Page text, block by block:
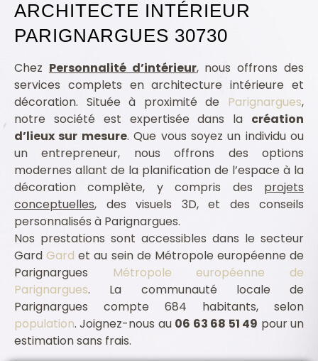
ARCHITECTE INTÉRIEUR
PARIGNARGUES 30730
Chez Personnalité d’intérieur, nous offrons des
services complets en architecture intérieure et
décoration. Située à proximité de Parignargues,
notre société est expertisée dans la création
d’lieux sur mesure. Que vous soyez un individu ou
un entrepreneur, nous offrons des options
modernes allant de la planification de l’espace à la
décoration complète, y compris des projets
conceptuelles, des visuels 3D, et des conseils
personnalisés à Parignargues.
Nos prestations sont accessibles dans le secteur
GardGard et au sein de Métropole européenne de
Parignargues Métropole européenne de
Parignargues. La communauté locale de
Parignargues compte 684 habitants, selon
population. Joignez-nous au 06 63 68 51 49 pour un
estimation sans frais.